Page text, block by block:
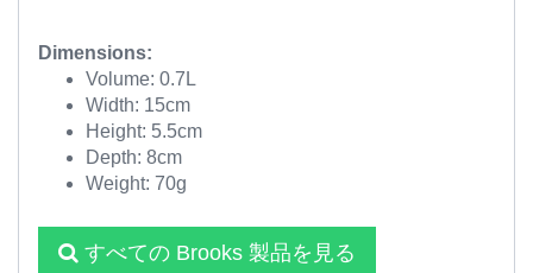
Dimensions:
Volume: 0.7L
Width: 15cm
Height: 5.5cm
Depth: 8cm
Weight: 70g
すべての Brooks 製品を見る